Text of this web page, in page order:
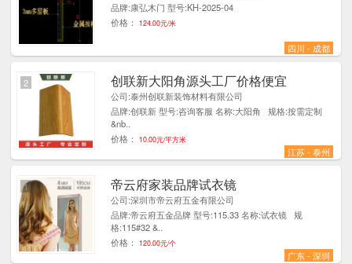
品牌:康弘木门 型号:KH-2025-04
价格：
124.00元/米
四川 - 成都
创联新大阳角源头工厂价格便宜
公司:泰州创联新装饰材料有限公司
品牌:创联新 型号:咨询客服 名称:大阳角 规格:按需定制
&nb..
价格：
10.00元/平方米
江苏 - 泰州
2
帝云府家装品牌试衣镜
公司:深圳市帝云府五金有限公司
品牌:帝云府五金品牌 型号:115.33 名称:试衣镜 规
格:115#32 &..
价格：
120.00元/个
广东 - 深圳
1